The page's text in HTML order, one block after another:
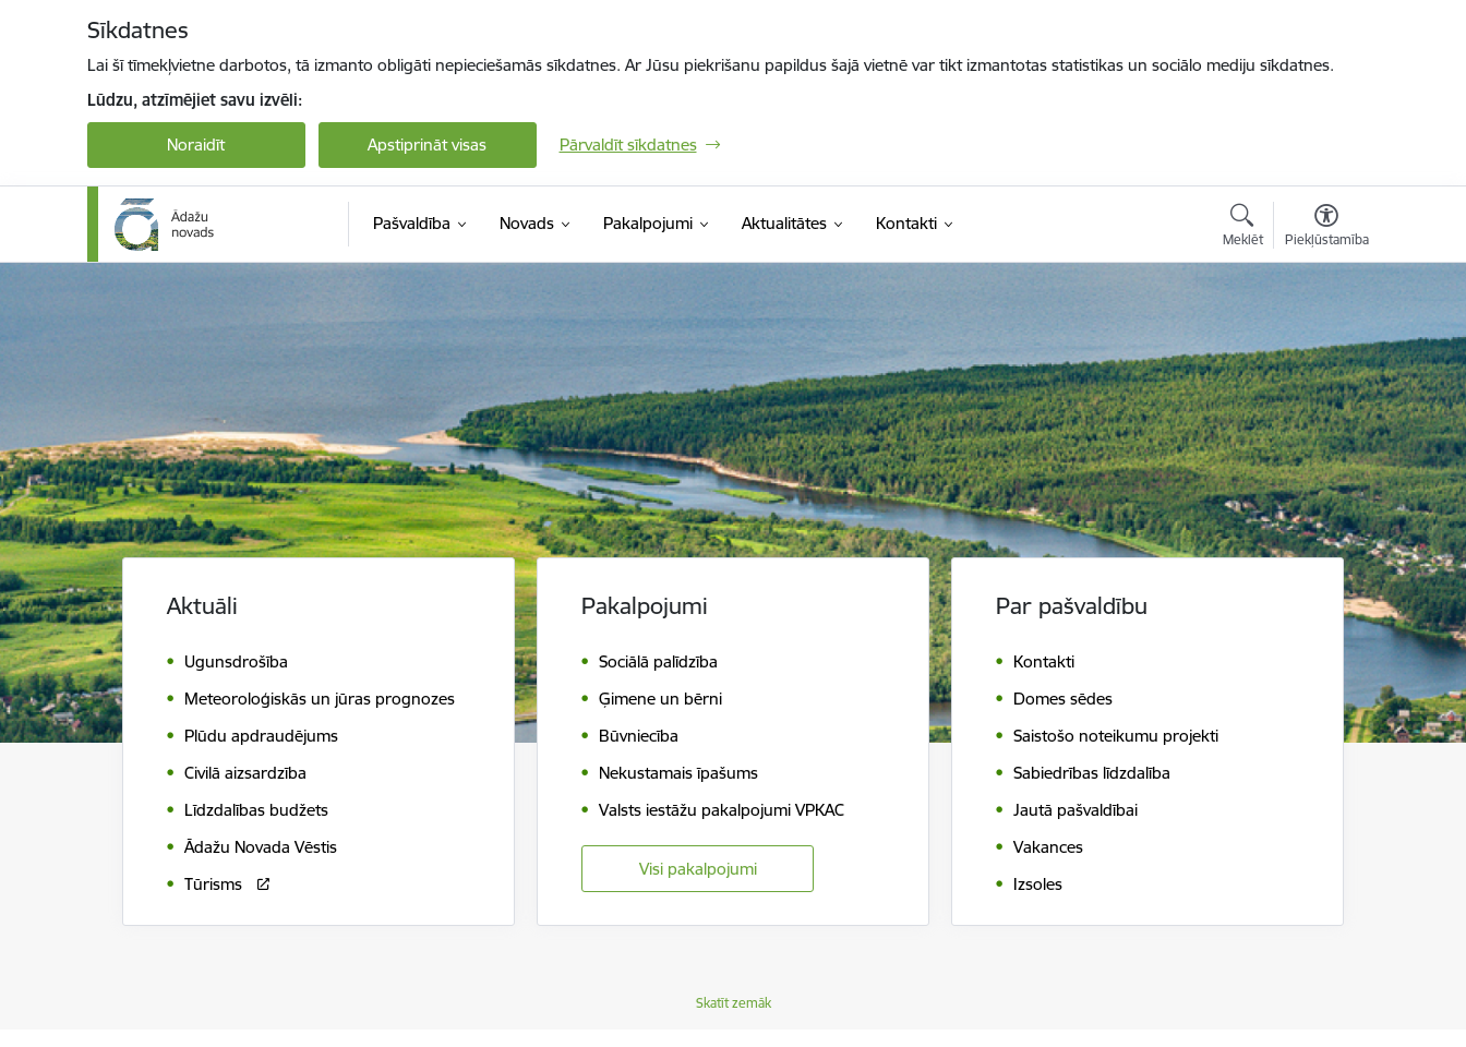
Sīkdatnes
Lai šī tīmekļvietne darbotos, tā izmanto obligāti nepieciešamās sīkdatnes. Ar Jūsu piekrišanu papildus šajā vietnē var tikt izmantotas statistikas un sociālo mediju sīkdatnes.
Lūdzu, atzīmējiet savu izvēli:
Noraidīt Apstiprināt visas Pārvaldīt sīkdatnes
Pašvaldība Novads Pakalpojumi Aktualitātes Kontakti
Meklēt Piekļūstamība
Ādaži
Aktuāli
Ugunsdrošība
Meteoroloģiskās un jūras prognozes
Plūdu apdraudējums
Civilā aizsardzība
Līdzdalības budžets
Ādažu Novada Vēstis
Tūrisms
Pakalpojumi
Sociālā palīdzība
Ģimene un bērni
Būvniecība
Nekustamais īpašums
Valsts iestāžu pakalpojumi VPKAC
Visi pakalpojumi
Par pašvaldību
Kontakti
Domes sēdes
Saistošo noteikumu projekti
Sabiedrības līdzdalība
Jautā pašvaldībai
Vakances
Izsoles
Skatīt zemāk